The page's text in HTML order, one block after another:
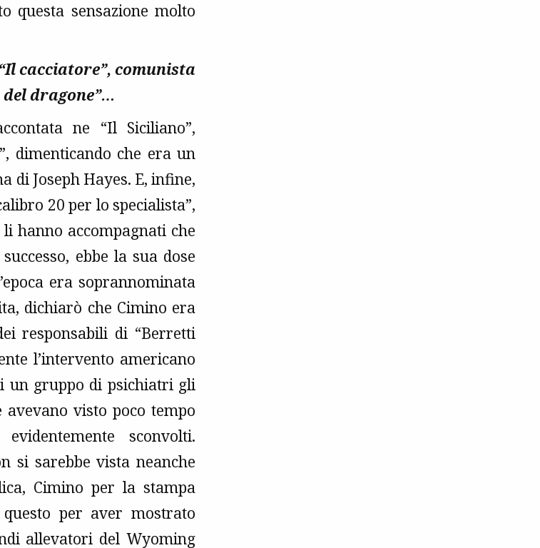
questa sensazione molto
cacciatore”, comunista
del dragone”…
ne “Il Siciliano”,
dimenticando che era un
di Joseph Hayes. E, infine,
20 per lo specialista”,
hanno accompagnati che
ebbe la sua dose
era soprannominata
dichiarò che Cimino era
responsabili di “Berretti
l’intervento americano
un gruppo di psichiatri gli
visto poco tempo
sconvolti.
si sarebbe vista neanche
Cimino per la stampa
per aver mostrato
allevatori del Wyoming